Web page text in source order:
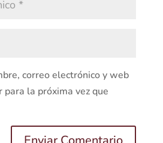
correo electrónico y web
para la próxima vez que